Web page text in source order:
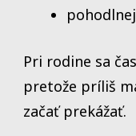
Pri rodine sa
pretože príliš
začať prekážať.